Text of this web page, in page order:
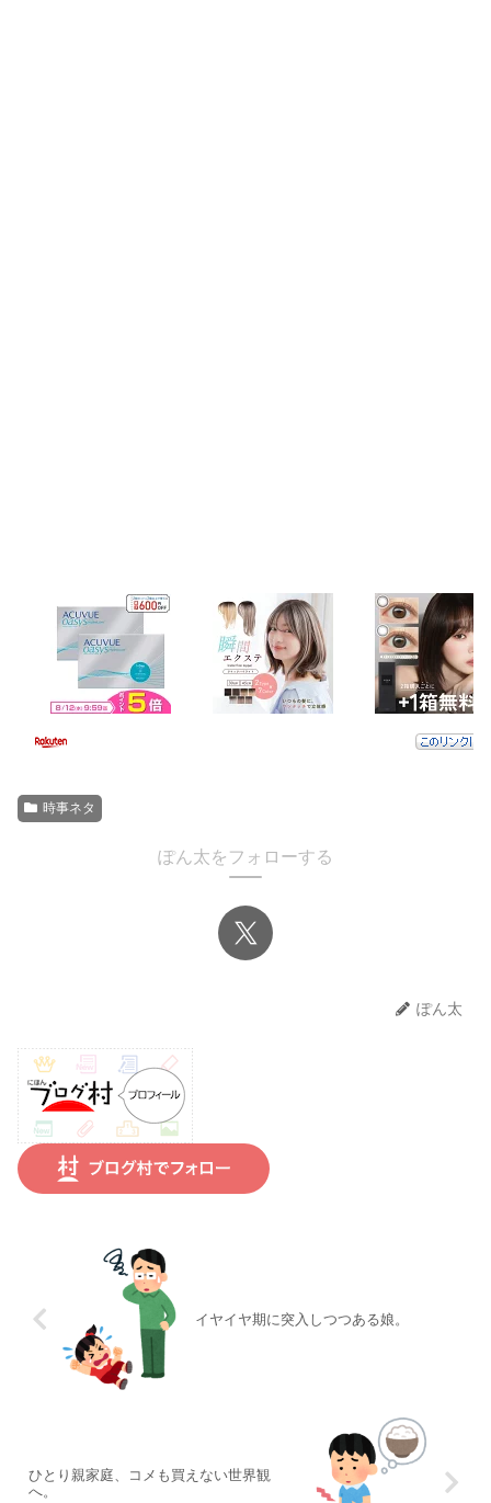
時事ネタ
ぽん太をフォローする
ぽん太
イヤイヤ期に突入しつつある娘。
ひとり親家庭、コメも買えない世界観
へ。